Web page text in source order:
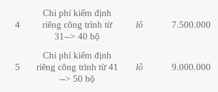
4
Chi phí kiểm định
riêng công trình từ
31--> 40 bộ
lô 7.500.000
5
Chi phí kiểm định
riêng công trình từ 41
--> 50 bộ
lô 9.000.000